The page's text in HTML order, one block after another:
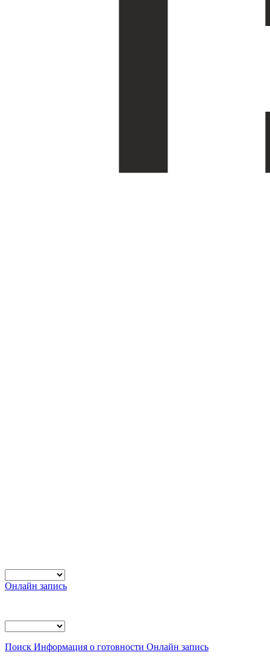
Онлайн запись
Поиск Информация о готовности Онлайн запись